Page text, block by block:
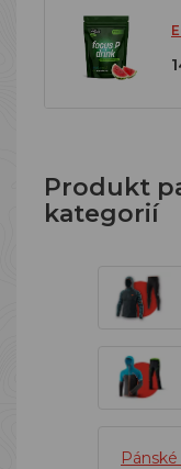
Produkt
kategorií